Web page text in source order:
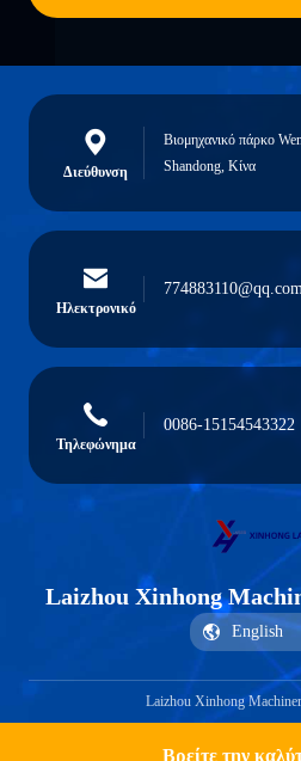
Βρείτε την
Διεύθυνση
Βιομηχανικό πάρκο
Shandong, Κίνα
Ηλεκτρονικό
Τηλεφώνημα
0086-15154543322
Laizhou Xinhong
Laizhou Xinhong